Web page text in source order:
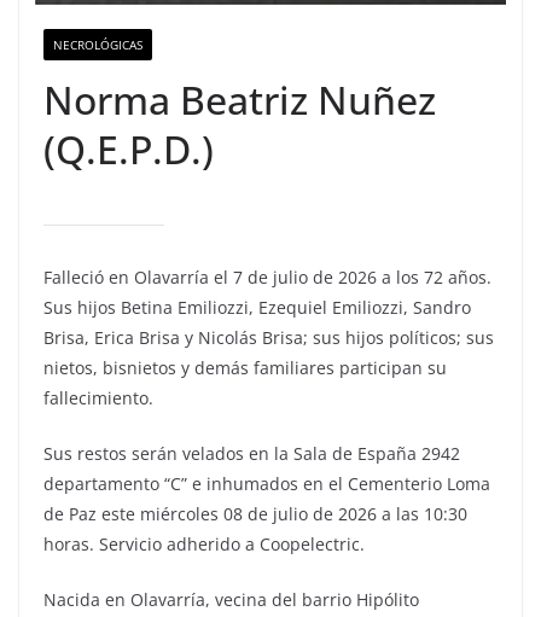
NECROLÓGICAS
Norma Beatriz Nuñez
(Q.E.P.D.)
Falleció en Olavarría el 7 de julio de 2026 a los 72 años.
Sus hijos Betina Emiliozzi, Ezequiel Emiliozzi, Sandro
Brisa, Erica Brisa y Nicolás Brisa; sus hijos políticos; sus
nietos, bisnietos y demás familiares participan su
fallecimiento.
Sus restos serán velados en la Sala de España 2942
departamento “C” e inhumados en el Cementerio Loma
de Paz este miércoles 08 de julio de 2026 a las 10:30
horas. Servicio adherido a Coopelectric.
Nacida en Olavarría, vecina del barrio Hipólito